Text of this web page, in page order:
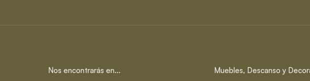
Nos encontrarás en...
Muebles, Descanso y